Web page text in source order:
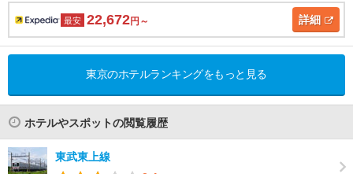
最安 22,672円～ 詳細
東京のホテルランキングをもっと見る
ホテルやスポットの閲覧履歴
東武東上線